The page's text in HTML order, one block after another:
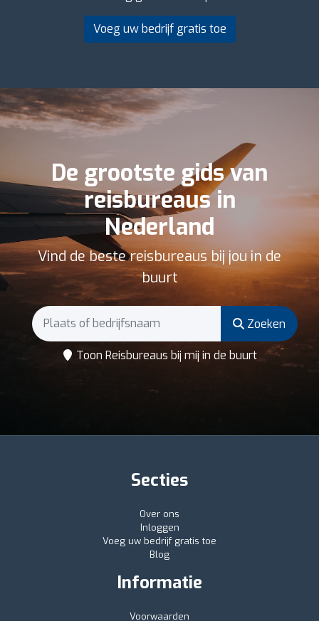
Voeg uw bedrijf gratis toe
De grootste gids van
reisbureaus in
Nederland
Vind de beste reisbureaus bij jou in de
buurt
Zoeken
Toon Reisbureaus bij mij in de buurt
Secties
Over ons
Inloggen
Voeg uw bedrijf gratis toe
Blog
Informatie
Voorwaarden